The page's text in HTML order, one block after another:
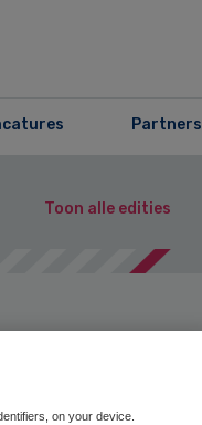
Partners
Toon alle edities
on your device.